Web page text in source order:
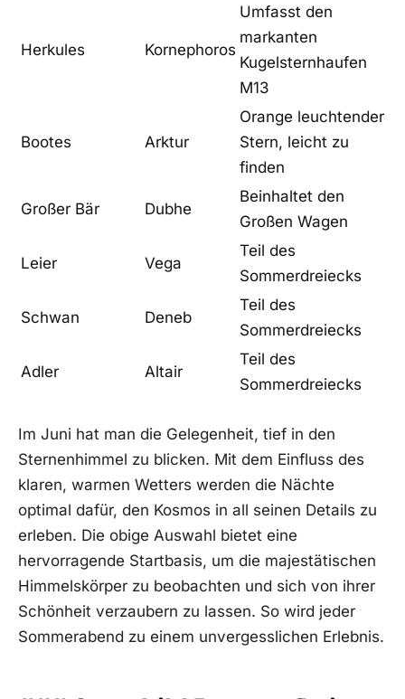
Herkules Kornephoros
Umfasst den
markanten
⁣Kugelsternhaufen
M13
Bootes Arktur
Orange leuchtender
Stern, leicht zu
finden
Großer Bär Dubhe
Beinhaltet den
Großen Wagen
Leier Vega
Teil des‌
Sommerdreiecks
Schwan Deneb
Teil des
Sommerdreiecks
Adler Altair
Teil des
Sommerdreiecks
Im Juni hat man die ⁤Gelegenheit, tief in den
Sternenhimmel zu⁢ blicken. Mit dem Einfluss‌ des
klaren, ⁤warmen⁤ Wetters werden die ⁤Nächte
optimal dafür, ⁣den Kosmos in all seinen Details zu⁣
erleben. Die obige Auswahl⁢ bietet ​eine
⁢hervorragende Startbasis, um die‌ majestätischen
‌Himmelskörper⁣ zu ⁣beobachten und sich von ihrer
Schönheit ⁣verzaubern zu lassen. So wird jeder
Sommerabend zu einem unvergesslichen‍ Erlebnis.